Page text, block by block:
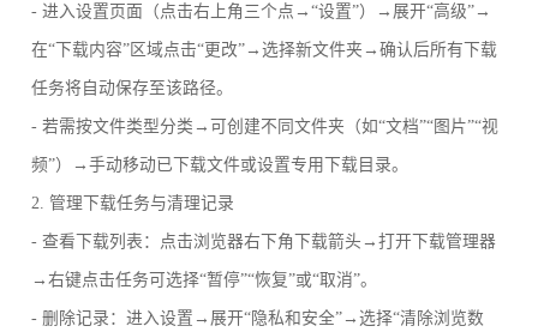
- 进入设置页面（点击右上角三个点→“设置”）→展开“高级”→
在“下载内容”区域点击“更改”→选择新文件夹→确认后所有下载
任务将自动保存至该路径。
- 若需按文件类型分类→可创建不同文件夹（如“文档”“图片”“视
频”）→手动移动已下载文件或设置专用下载目录。
2. 管理下载任务与清理记录
- 查看下载列表：点击浏览器右下角下载箭头→打开下载管理器
→右键点击任务可选择“暂停”“恢复”或“取消”。
- 删除记录：进入设置→展开“隐私和安全”→选择“清除浏览数